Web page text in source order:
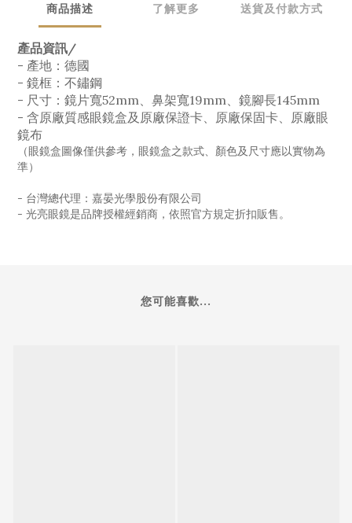
商品描述 了解更多 送貨及付款方式
產品資訊/
- 產地：德國
- 鏡框：不鏽鋼
- 尺寸：鏡片寬52mm、鼻架寬19mm、鏡腳長145mm
- 含原廠質感眼鏡盒及原廠保證卡、原廠保固卡、原廠眼
鏡布
（眼鏡盒圖像僅供參考，眼鏡盒之款式、顏色及尺寸應以實物為
準）
- 台灣總代理：嘉晏光學股份有限公司
- 光亮眼鏡是品牌授權經銷商，依照官方規定折扣販售。
您可能喜歡...